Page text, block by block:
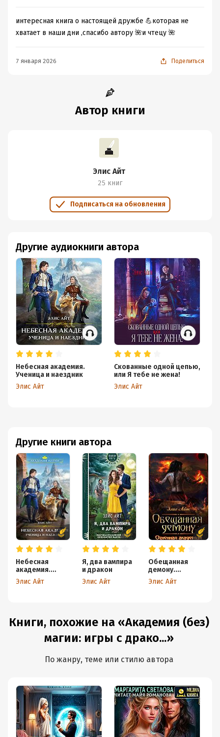
интересная книга о настоящей дружбе 💪которая не
хватает в наши дни ,спасибо автору 🌺и чтецу 🌺
7 января 2026 Поделиться
Автор книги
Элис Айт
25 книг
Подписаться на обновления
Другие книги автора
Небесная
академия.
Ученица и
наездник
Элис Айт
Я, два вампира
и дракон
Элис Айт
Обещанная
демону.
Огненная
академия
Элис Айт
Другие аудиокниги автора
Небесная академия.
Ученица и наездник
Элис Айт
Скованные одной цепью,
или Я тебе не жена!
Элис Айт
Книги, похожие на «Академия (без)
магии: игры с драко...»
По жанру, теме или стилю автора